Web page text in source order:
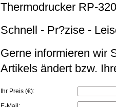
Thermodrucker RP-320
Schnell - Pr?zise -
Gerne informieren wir
Artikels ändert bzw.
Ihr Preis (€):